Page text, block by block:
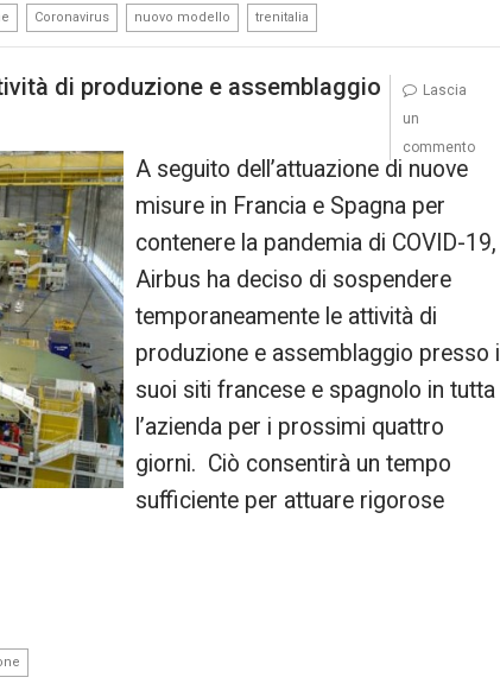
Coronavirus nuovo modello trenitalia
di produzione e assemblaggio
A seguito dell’attuazione di nuove
misure in Francia e Spagna per
contenere la pandemia di COVID-19,
Airbus ha deciso di sospendere
temporaneamente le attività di
produzione e assemblaggio presso i
suoi siti francese e spagnolo in tutta
l’azienda per i prossimi quattro
giorni. Ciò consentirà un tempo
sufficiente per attuare rigorose
Lascia
un
commento